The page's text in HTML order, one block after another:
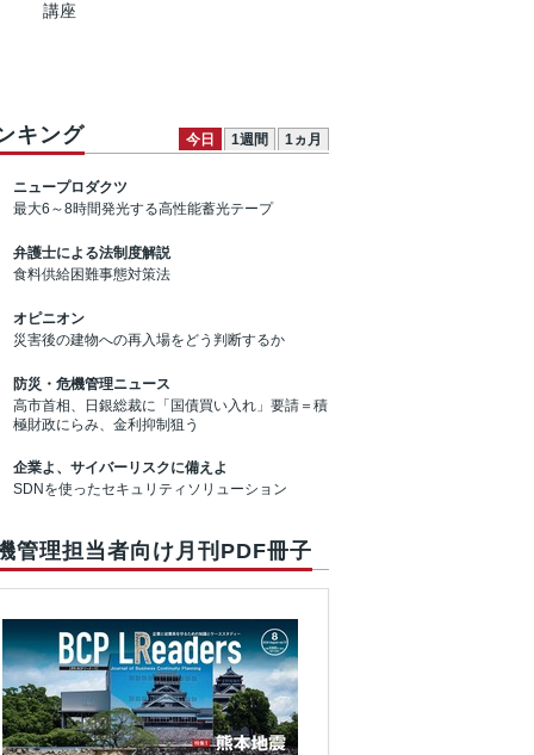
講座
キング 今日 1週間 1ヵ月
ニュープロダクツ
最大6～8時間発光する高性能蓄光テープ
弁護士による法制度解説
食料供給困難事態対策法
オピニオン
災害後の建物への再入場をどう判断するか
防災・危機管理ニュース
高市首相、日銀総裁に「国債買い入れ」要請＝積
極財政にらみ、金利抑制狙う
企業よ、サイバーリスクに備えよ
SDNを使ったセキュリティソリューション
管理担当者向け月刊PDF冊子